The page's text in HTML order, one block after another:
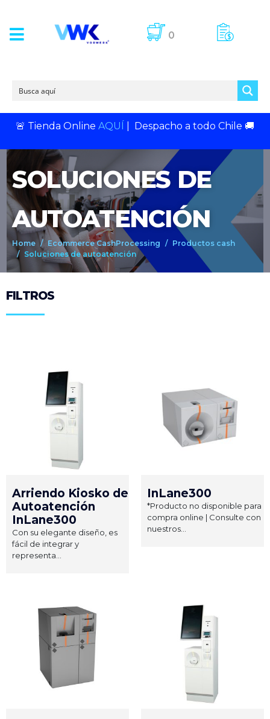
0
🚨 Tienda Online AQUÍ Despacho a todo Chile 🚚
SOLUCIONES DE
AUTOATENCIÓN
Home Ecommerce CashProcessing
Productos cash
Soluciones de autoatención
FILTROS
Arriendo Kiosko de
Autoatención
InLane300
Con su elegante diseño, es
fácil de integrar y
representa...
InLane300
*Producto no disponible para
compra online | Consulte con
nuestros...